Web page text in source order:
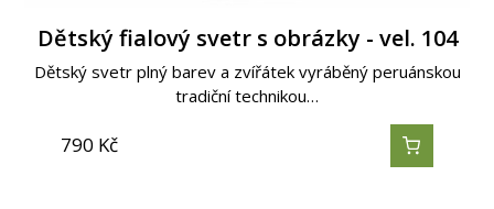
Dětský fialový svetr s obrázky - vel. 104
Dětský svetr plný barev a zvířátek vyráběný peruánskou
tradiční technikou…
790 Kč